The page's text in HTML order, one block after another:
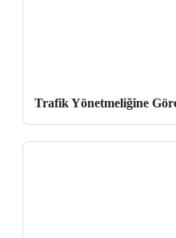
Trafik Yönetmeliğine